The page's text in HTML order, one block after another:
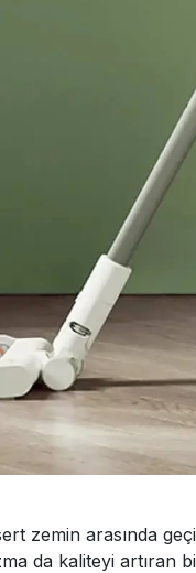
zemin arasında
da kaliteyi artıran